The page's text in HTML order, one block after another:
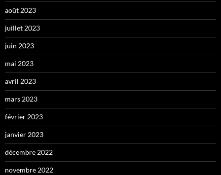
août 2023
juillet 2023
juin 2023
mai 2023
avril 2023
mars 2023
février 2023
janvier 2023
décembre 2022
novembre 2022